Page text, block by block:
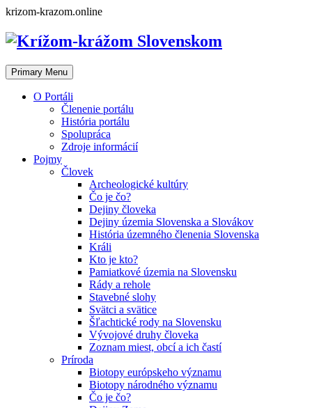
Skip
content
krizom-krazom.online
Primary Menu
O Portáli
Členenie portálu
História portálu
Spolupráca
Zdroje informácií
Pojmy
Človek
Archeologické kultúry
Čo je čo?
Dejiny človeka
Dejiny územia Slovenska a Slovákov
História územného členenia Slovenska
Králi
Kto je kto?
Pamiatkové územia na Slovensku
Rády a rehole
Stavebné slohy
Svätci a svätice
Šľachtické rody na Slovensku
Vývojové druhy človeka
Zoznam miest, obcí a ich častí
Príroda
Biotopy európskeho významu
Biotopy národného významu
Čo je čo?